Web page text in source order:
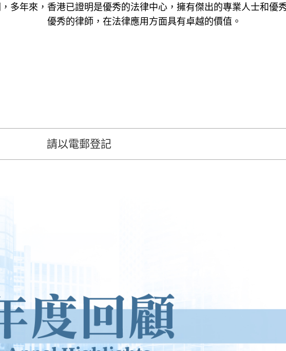
多年來，香港已證明是優秀的法律中心，擁有傑出的專業人士和優
優秀的律師，在法律應用方面具有卓越的價值。